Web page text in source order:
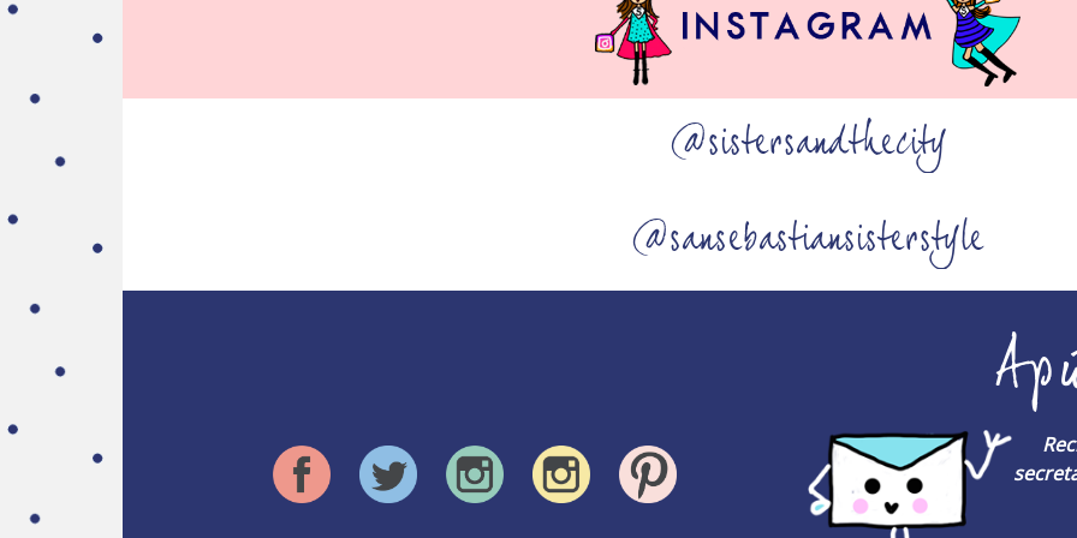
@sistersandthecity
@sansebastiansisterstyle